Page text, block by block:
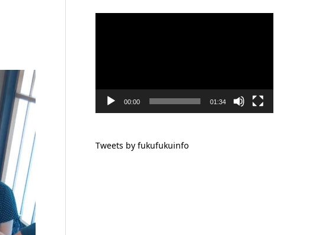
動
00:00 01:34
Tweets by fukufukuinfo